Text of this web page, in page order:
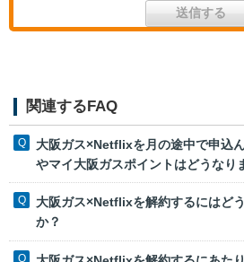
関連するFAQ
大阪ガス×Netflixを月の途中で申込
やマイ大阪ガスポイントはどうなり
大阪ガス×Netflixを解約するにはど
か？